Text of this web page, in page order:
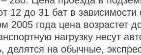
12 до 31 бат в зависимости
2005 года цена возрастет
нагрузку несут
делятся на обычные,